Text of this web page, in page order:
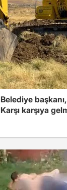
Belediye
Karşı karşıya